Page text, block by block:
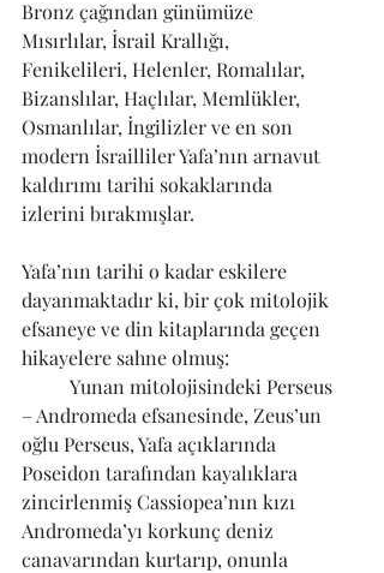
Bronz çağından günümüze
Mısırlılar, İsrail Krallığı,
Fenikelileri, Helenler, Romalılar,
Bizanslılar, Haçlılar, Memlükler,
Osmanlılar, İngilizler ve en son
modern İsrailliler Yafa’nın arnavut
kaldırımı tarihi sokaklarında
izlerini bırakmışlar.
Yafa’nın tarihi o kadar eskilere
dayanmaktadır ki, bir çok mitolojik
efsaneye ve din kitaplarında geçen
hikayelere sahne olmuş:
– Andromeda efsanesinde, Zeus’un
oğlu Perseus, Yafa açıklarında
Poseidon tarafından kayalıklara
zincirlenmiş Cassiopea’nın kızı
Andromeda’yı korkunç deniz
canavarından kurtarıp, onunla